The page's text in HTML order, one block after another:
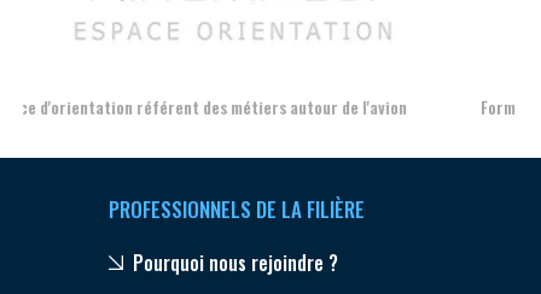
Formation et l'insertion de personnes en situation de handicap
PROFESSIONNELS DE LA FILIÈRE
Pourquoi nous rejoindre ?